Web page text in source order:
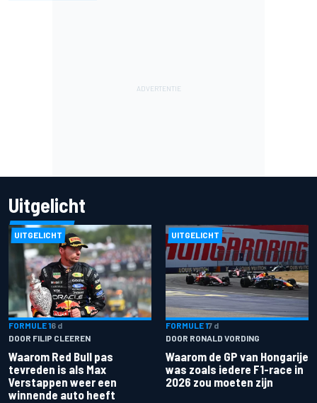
Uitgelicht
UITGELICHT
FORMULE 16 d
DOOR FILIP CLEEREN
Waarom Red Bull pas
tevreden is als Max
Verstappen weer een
winnende auto heeft
UITGELICHT
FORMULE 17 d
DOOR RONALD VORDING
Waarom de GP van Hongarije
was zoals iedere F1-race in
2026 zou moeten zijn